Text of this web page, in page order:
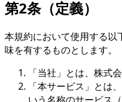
第2条（定義）
本規約において使用する
味を有するものとします。
「当社」とは、株式
「本サービス」とは
いう名称のサービス